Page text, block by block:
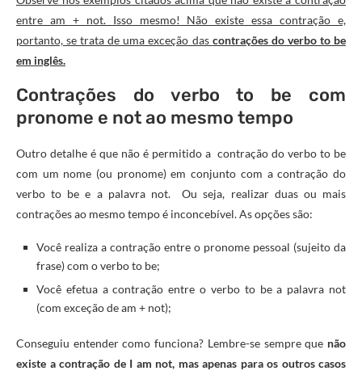
entre am + not. Isso mesmo! Não existe essa contração e,
portanto, se trata de uma exceção das contrações do verbo to be
em inglês.
Contrações do verbo to be com
pronome e not ao mesmo tempo
Outro detalhe é que não é permitido a contração do verbo to be
com um nome (ou pronome) em conjunto com a contração do
verbo to be e a palavra not. Ou seja, realizar duas ou mais
contrações ao mesmo tempo é inconcebível. As opções são:
Você realiza a contração entre o pronome pessoal (sujeito da
frase) com o verbo to be;
Você efetua a contração entre o verbo to be a palavra not
(com exceção de am + not);
Conseguiu entender como funciona? Lembre-se sempre que não
existe a contração de I am not, mas apenas para os outros casos